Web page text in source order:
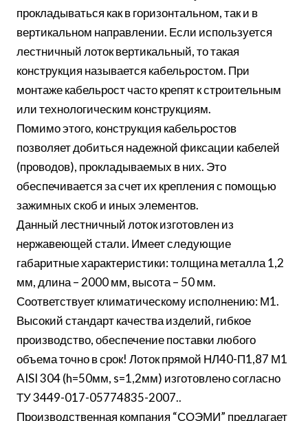
прокладываться как в горизонтальном, так и в
вертикальном направлении. Если используется
лестничный лоток вертикальный, то такая
конструкция называется кабельростом. При
монтаже кабельрост часто крепят к строительным
или технологическим конструкциям.
Помимо этого, конструкция кабельростов
позволяет добиться надежной фиксации кабелей
(проводов), прокладываемых в них. Это
обеспечивается за счет их крепления с помощью
зажимных скоб и иных элементов.
Данный лестничный лоток изготовлен из
нержавеющей стали. Имеет следующие
габаритные характеристики: толщина металла 1,2
мм, длина – 2000 мм, высота – 50 мм.
Соответствует климатическому исполнению: М1.
Высокий стандарт качества изделий, гибкое
производство, обеспечение поставки любого
объема точно в срок! Лоток прямой НЛ40-П1,87 М1
AISI 304 (h=50мм, s=1,2мм) изготовлено согласно
ТУ 3449-017-05774835-2007..
Производственная компания “СОЭМИ” предлагает